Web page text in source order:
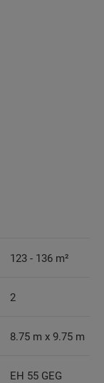
123 - 136 m²
2
8.75 m x 9.75 m
EH 55 GEG